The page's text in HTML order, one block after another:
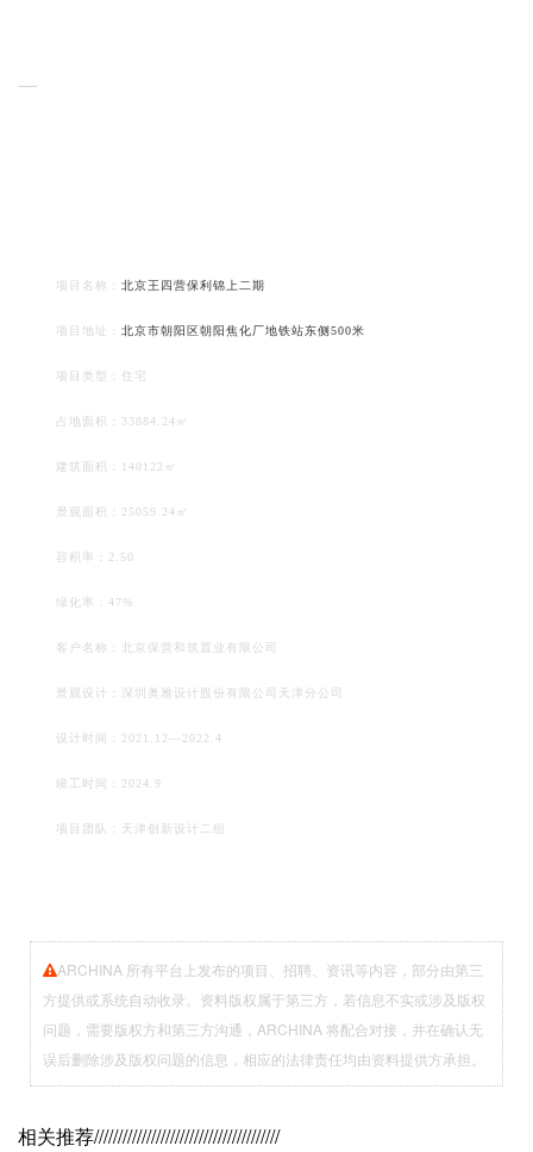
—
项目名称： 北京王四营保利锦上二期
项目地址： 北京市朝阳区朝阳焦化厂地铁站东侧500米
项目类型：住宅
占地面积：33884.24㎡
建筑面积：140122㎡
景观面积：25059.24㎡
容积率：2.50
绿化率：47%
客户名称：北京保营和筑置业有限公司
景观设计：深圳奥雅设计股份有限公司天津分公司
设计时间：2021.12—2022.4
竣工时间：2024.9
项目团队：天津创新设计二组
ARCHINA 所有平台上发布的项目、招聘、资讯等内容，部分由第三
方提供或系统自动收录。资料版权属于第三方，若信息不实或涉及版权
问题，需要版权方和第三方沟通，ARCHINA 将配合对接，并在确认无
误后删除涉及版权问题的信息，相应的法律责任均由资料提供方承担。
相关推荐///////////////////////////////////////